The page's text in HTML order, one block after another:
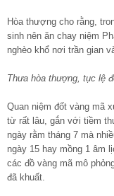
Hòa thượng cho rằng,
sinh nên ăn chay niệm
nghèo khổ nơi trần gian
Thưa hòa thượng, tục lệ
Quan niệm đốt vàng mã
từ rất lâu, gắn với tiềm
ngày rằm tháng 7 mà
ngày 15 hay mồng 1 âm
các đồ vàng mã mô
đã khuất.